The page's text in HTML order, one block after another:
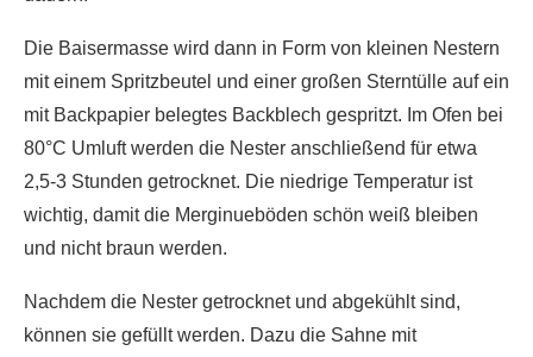
Die Baisermasse wird dann in Form von kleinen Nestern
mit einem Spritzbeutel und einer großen Sterntülle auf ein
mit Backpapier belegtes Backblech gespritzt. Im Ofen bei
80°C Umluft werden die Nester anschließend für etwa
2,5-3 Stunden getrocknet. Die niedrige Temperatur ist
wichtig, damit die Merginueböden schön weiß bleiben
und nicht braun werden.
Nachdem die Nester getrocknet und abgekühlt sind,
können sie gefüllt werden. Dazu die Sahne mit